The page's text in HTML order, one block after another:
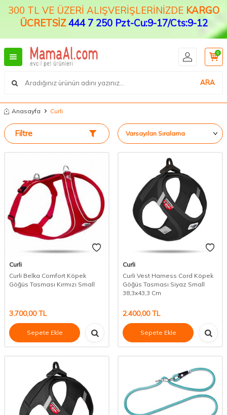
300 TL VE ÜZERİ ALIŞVERİŞLERİNİZDE KARGO
ÜCRETSİZ444 7 250 Pzt-Cu:9-17/Cts:9-12
ARA
0
Anasayfa Curli
Filtre
Curli
Curli Belka Comfort Köpek
Göğüs Tasması Kırmızı Small
3.700,00TL
Sepete Ekle
Curli
Curli Vest Harness Cord Köpek
Göğüs Tasması Siyaz Small
38,3x43,3 Cm
2.400,00TL
Sepete Ekle